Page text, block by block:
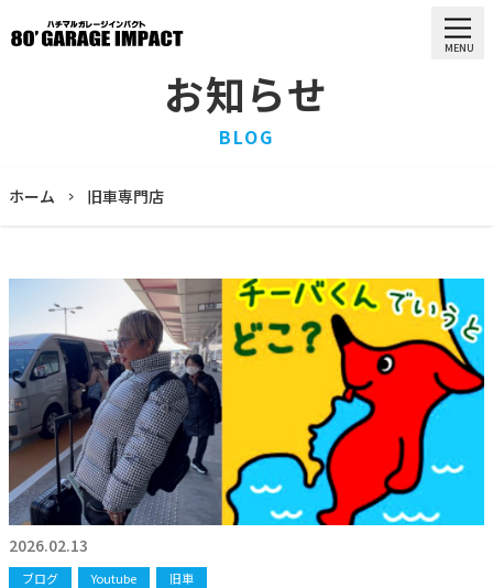
MENU
HOME
ホーム
RECRUIT
求人情報
STAFF
COMPANY
BLOG
お知らせ
お知らせ
BLOG
ホーム 旧車専門店
2026.02.13
ブログ Youtube 旧車